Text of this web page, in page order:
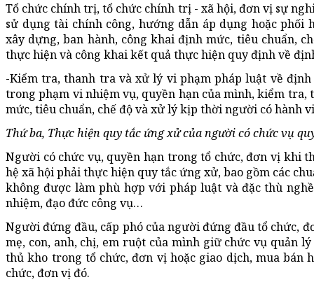
Tổ chức chính trị, tổ chức chính trị - xã hội, đơn vị sự
sử dụng tài chính công, hướng dẫn áp dụng hoặc phối
xây dựng, ban hành, công khai định mức, tiêu chuẩn,
thực hiện và công khai kết quả thực hiện quy định về
-Kiểm tra, thanh tra và xử lý vi phạm pháp luật về
trong phạm vi nhiệm vụ, quyền hạn của mình, kiểm
mức, tiêu chuẩn, chế độ và xử lý kịp thời người có hành
Thứ ba, Thực hiện quy tắc ứng xử của người có chức vụ
Người có chức vụ, quyền hạn trong tổ chức, đơn vị khi
hệ xã hội phải thực hiện quy tắc ứng xử, bao gồm các
không được làm phù hợp với pháp luật và đặc thù
nhiệm, đạo đức công vụ…
Người đứng đầu, cấp phó của người đứng đầu tổ chức,
mẹ, con, anh, chị, em ruột của mình giữ chức vụ quản
thủ kho trong tổ chức, đơn vị hoặc giao dịch, mua bán
chức, đơn vị đó.